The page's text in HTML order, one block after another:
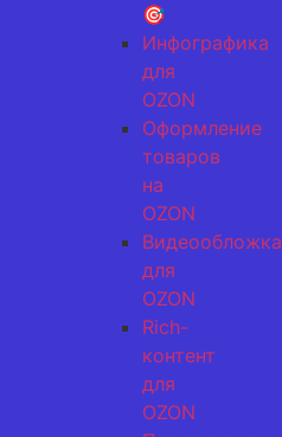
🎯
Инфографика
для
OZON
Оформление
товаров
на
OZON
Видеообложка
для
OZON
Rich-
контент
для
OZON